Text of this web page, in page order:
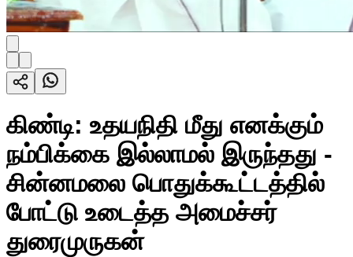
கிண்டி: உதயநிதி மீது எனக்கும்
நம்பிக்கை இல்லாமல் இருந்தது -
சின்னமலை பொதுக்கூட்டத்தில்
போட்டு உடைத்த அமைச்சர்
துரைமுருகன்